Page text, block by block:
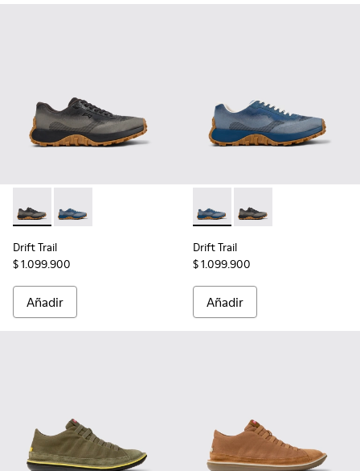
Drift Trail - K101084-002 - Sneaker técnica de piel negra y
Drift Trail - K101084-004 - Sneakers de piel azules
Drift Trail
$ 1.099.900
Añadir
Drift Trail - K101084-004 -
Drift Trail -
Drift Trail
$ 1.099.900
Añadir